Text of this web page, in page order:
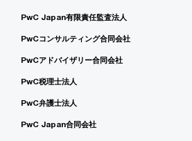
PwC Japan有限責任監査法人
PwCコンサルティング合同会社
PwCアドバイザリー合同会社
PwC税理士法人
PwC弁護士法人
PwC Japan合同会社